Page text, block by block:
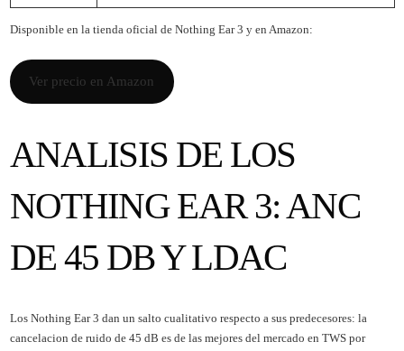
Disponible en la tienda oficial de Nothing Ear 3 y en Amazon:
Ver precio en Amazon
ANALISIS DE LOS
NOTHING EAR 3: ANC
DE 45 DB Y LDAC
Los Nothing Ear 3 dan un salto cualitativo respecto a sus predecesores: la
cancelacion de ruido de 45 dB es de las mejores del mercado en TWS por